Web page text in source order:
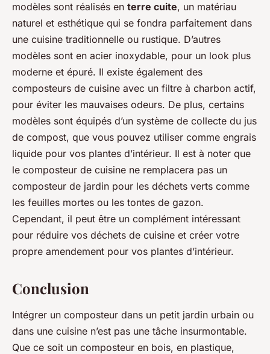
modèles sont réalisés en terre cuite, un matériau
naturel et esthétique qui se fondra parfaitement dans
une cuisine traditionnelle ou rustique. D’autres
modèles sont en acier inoxydable, pour un look plus
moderne et épuré. Il existe également des
composteurs de cuisine avec un filtre à charbon actif,
pour éviter les mauvaises odeurs. De plus, certains
modèles sont équipés d’un système de collecte du jus
de compost, que vous pouvez utiliser comme engrais
liquide pour vos plantes d’intérieur. Il est à noter que
le composteur de cuisine ne remplacera pas un
composteur de jardin pour les déchets verts comme
les feuilles mortes ou les tontes de gazon.
Cependant, il peut être un complément intéressant
pour réduire vos déchets de cuisine et créer votre
propre amendement pour vos plantes d’intérieur.
Conclusion
Intégrer un composteur dans un petit jardin urbain ou
dans une cuisine n’est pas une tâche insurmontable.
Que ce soit un composteur en bois, en plastique,